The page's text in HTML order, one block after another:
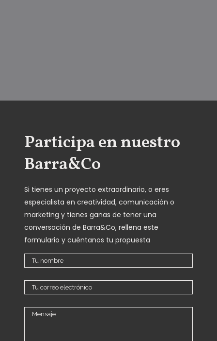
Participa en nuestro
Barra&Co
Si tienes un proyecto extraordinario, o eres
especialista en creatividad, comunicación o
marketing y tienes ganas de tener una
conversación de Barra&Co, rellena este
formulario y cuéntanos tu propuesta